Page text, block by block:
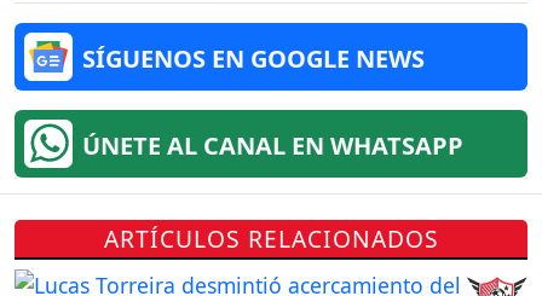
SÍGUENOS EN GOOGLE NEWS
ÚNETE AL CANAL EN WHATSAPP
ARTÍCULOS RELACIONADOS